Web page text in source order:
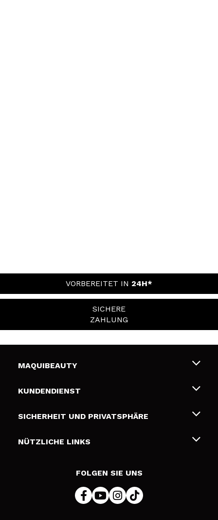
VORBEREITET IN 24H*
SICHERE
ZAHLUNG
MAQUIBEAUTY
Über uns
Geschenkkarten
KUNDENDIENST
Liefer- und Versandkosten
Zahlung
SICHERHEIT UND PRIVATSPHÄRE
Bedingungen und Datenschutz
NÜTZLICHE LINKS
FOLGEN SIE UNS